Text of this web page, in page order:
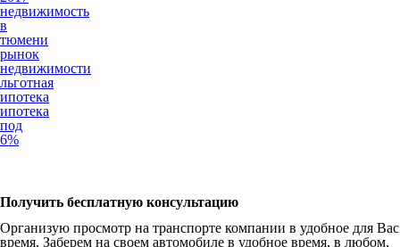
недвижимость
в
тюмени
рынок
недвижимости
льготная
ипотека
ипотека
под
6%
Получить бесплатную консультацию
Организую просмотр на транспорте компании в удобное для Вас
время. Заберем на своем автомобиле в удобное время, в любом,